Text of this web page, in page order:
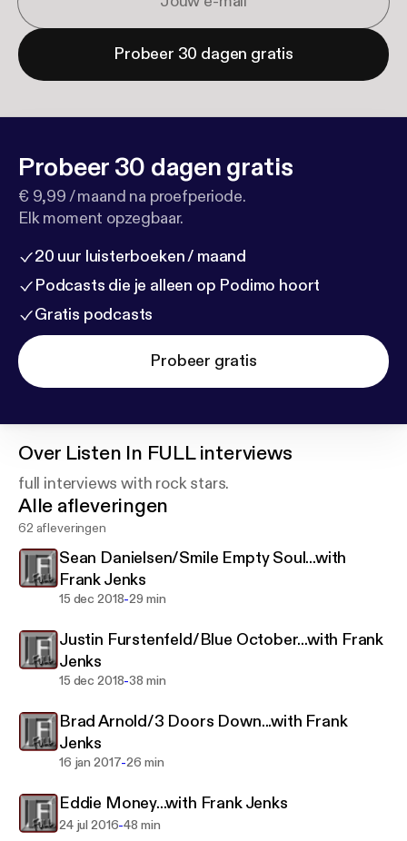
Probeer 30 dagen gratis
Probeer 30 dagen gratis
€ 9,99 / maand na proefperiode.
Elk moment opzegbaar.
20 uur luisterboeken / maand
Podcasts die je alleen op Podimo hoort
Gratis podcasts
Probeer gratis
Over Listen In FULL interviews
full interviews with rock stars.
Alle afleveringen
62 afleveringen
Sean Danielsen/Smile Empty Soul...with
Frank Jenks
15 dec 2018-29 min
Justin Furstenfeld/Blue October...with Frank
Jenks
15 dec 2018-38 min
Brad Arnold/3 Doors Down...with Frank
Jenks
16 jan 2017-26 min
Eddie Money...with Frank Jenks
24 jul 2016-48 min